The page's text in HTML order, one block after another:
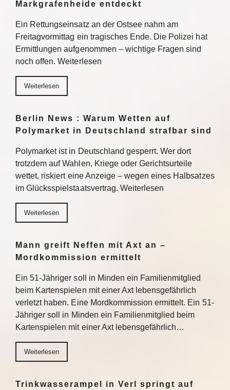
Markgrafenheide entdeckt
Ein Rettungseinsatz an der Ostsee nahm am
Freitagvormittag ein tragisches Ende. Die Polizei hat
Ermittlungen aufgenommen – wichtige Fragen sind
noch offen. Weiterlesen
Weiterlesen
Berlin News : Warum Wetten auf
Polymarket in Deutschland strafbar sind
Polymarket ist in Deutschland gesperrt. Wer dort
trotzdem auf Wahlen, Kriege oder Gerichtsurteile
wettet, riskiert eine Anzeige – wegen eines Halbsatzes
im Glücksspielstaatsvertrag. Weiterlesen
Weiterlesen
Mann greift Neffen mit Axt an –
Mordkommission ermittelt
Ein 51-Jähriger soll in Minden ein Familienmitglied
beim Kartenspielen mit einer Axt lebensgefährlich
verletzt haben. Eine Mordkommission ermittelt. Ein 51-
Jähriger soll in Minden ein Familienmitglied beim
Kartenspielen mit einer Axt lebensgefährlich…
Weiterlesen
Trinkwasserampel in Verl springt auf